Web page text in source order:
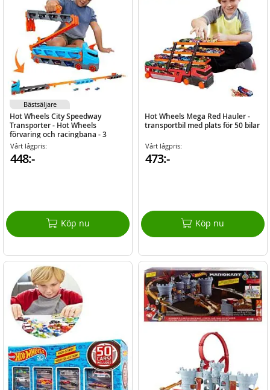
Hot Wheels City Speedway
Transporter - Hot Wheels
förvaring och racingbana - 3
metallbilar medföljer
Vårt lågpris:
448:-
Köp nu
Bästsäljare
Hot Wheels Mega Red Hauler -
transportbil med plats för 50 bilar
Vårt lågpris:
473:-
Köp nu